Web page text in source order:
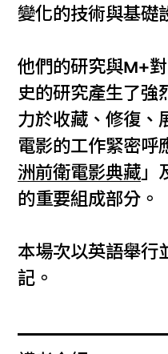
變化的技術與基礎
他們的研究與M+
史的研究產生了強
力於收藏、修復、
電影的工作緊密呼
洲前衛電影典藏」
的重要組成部分。
本場次以英語舉行
記。